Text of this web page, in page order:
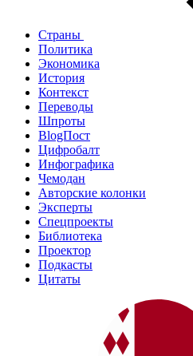
Страны
Политика
Экономика
История
Контекст
Переводы
Шпроты
BlogПост
Цифробалт
Инфографика
Чемодан
Авторские колонки
Эксперты
Спецпроекты
Библиотека
Проектор
Подкасты
Цитаты